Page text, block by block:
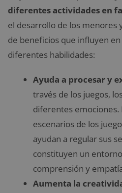
diferentes actividades en
el desarrollo de los menores
de beneficios que influyen
diferentes habilidades:
Ayuda a procesar y
través de los juegos,
diferentes emociones.
escenarios de los
ayudan a regular sus
constituyen un
comprensión y
Aumenta la